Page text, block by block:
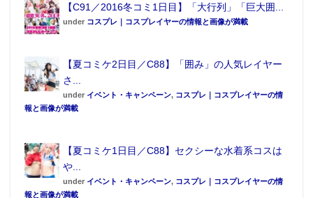
【C91／2016冬コミ1日目】「大行列」「巨大囲...
under コスプレ｜コスプレイヤーの情報と画像が満載
【夏コミケ2日目／C88】「囲み」の人気レイヤー
さ...
under イベント・キャンペーン, コスプレ｜コスプレイヤーの情
報と画像が満載
【夏コミケ1日目／C88】セクシーな水着系コスは
や...
under イベント・キャンペーン, コスプレ｜コスプレイヤーの情
報と画像が満載